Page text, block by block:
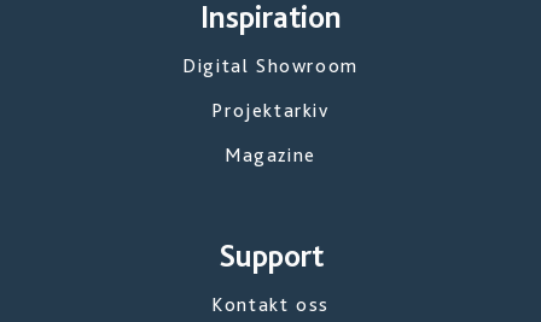
Inspiration
Digital Showroom
Projektarkiv
Magazine
Support
Kontakt oss